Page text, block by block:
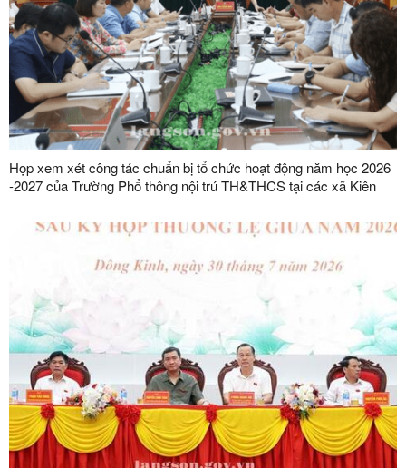
Họp xem xét công tác chuẩn bị tổ chức hoạt động năm học 2026
-2027 của Trường Phổ thông nội trú TH&THCS tại các xã Kiên